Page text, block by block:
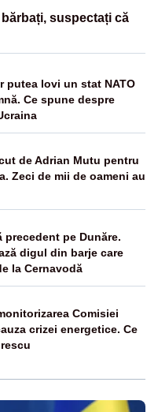
suspectați că
putea lovi un stat NATO
Ce spune despre
de Adrian Mutu pentru
Zeci de mii de oameni au
precedent pe Dunăre.
digul din barje care
la Cernavodă
Comisiei
crizei energetice. Ce